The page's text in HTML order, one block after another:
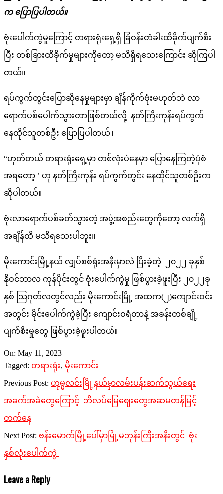
က ပြောပြပါတယ်။
ဗုံးပေါက်ကွဲမှုကြောင့် တရားရုံးရှေ့ရှိ ခြံဝန်းတံခါးထိခိုက်ပျက်စီး
ပြီး တစ်ခြားထိခိုက်မှုများကိုတော့ မသိရှိရသေးကြောင်း ဆိုကြပါ
တယ်။
ရပ်ကွက်တွင်းပြောဆိုနေမှုများမှာ ချိန်ကိုက်ဗုံးမဟုတ်ဘဲ လာ
ရောက်ပစ်ပေါက်သွားတာဖြစ်တယ်လို့ နတ်ကြီးကုန်းရပ်ကွက်
နေထိုင်သူတစ်ဦး ပြောပြပါတယ်။
“ဟုတ်တယ် တရားရုံးရှေ့မှာ တစ်လုံးပဲနေမှာ ပြောနေကြတဲ့ပုံစံ
အရတော့ ’ ဟု နတ်ကြီးကုန်း ရပ်ကွက်တွင်း နေထိုင်သူတစ်ဦးက
ဆိုပါတယ်။
ဗုံးလာရောက်ပစ်ခတ်သွားတဲ့ အဖွဲ့အစည်းတွေကိုတော့ လက်ရှိ
အချိန်ထိ မသိရသေးပါဘူး။
မိုးကောင်းမြို့နယ် လျှပ်စစ်ရုံးအနီးမှာလဲ ပြီးခဲ့တဲ့ ၂၀၂၂ ခုနှစ်
နိုဝင်ဘာလ ကုန်ပိုင်းတွင် ဗုံးပေါက်ကွဲမှု ဖြစ်ပွားခဲ့ဖူးပြီး ၂၀၂၂ခု
နှစ် သြဂုတ်လတွင်လည်း မိုးကောင်းမြို့ အထက(၂)ကျောင်းဝင်း
အတွင်း မိုင်းပေါက်ကွဲခဲ့ပြီး ကျောင်းဝရံတာနဲ့ အခန်းတစ်ချို့
ပျက်စီးမှုတွေ ဖြစ်ပွားခဲ့ဖူးပါတယ်။
2023-
05-
11
On: May 11, 2023
Tagged: တရားရုံး, မိုးကောင်း
Previous Post: ဟုမ္မလင်းမြို့နယ်မှာလမ်းပန်းဆက်သွယ်ရေး
အခက်အခဲတွေကြောင့် ဘိလပ်မြေဈေးတွေအဆမတန်မြင့်
တက်နေ
Next Post: ဗန်းမောက်မြို့ပေါ်မှာမြို့မဘုန်းကြီးအနီးတွင် ဗုံး
နှစ်လုံးပေါက်ကွဲ
Leave a Reply